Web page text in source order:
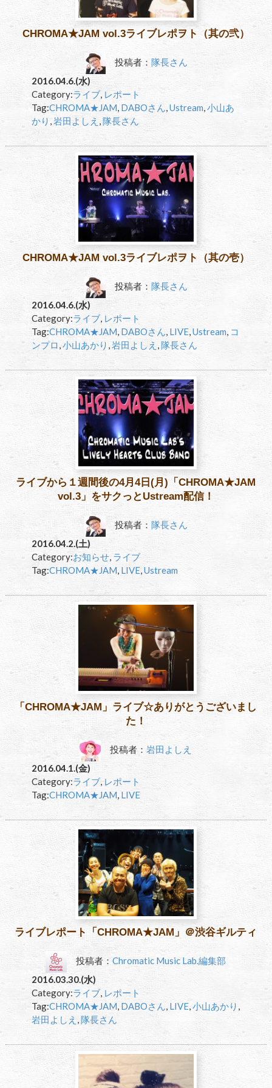
CHROMA★JAM vol.3ライブレポヲト（其の弐）
投稿者： 隊長さん
2016.04.6.(水)
Category:ライブ, レポート
Tag:CHROMA★JAM, DABOさん,Ustream,小山あ
かり ,岩田よしえ ,隊長さん
CHROMA★JAM vol.3ライブレポヲト（其の壱）
投稿者： 隊長さん
2016.04.6.(水)
Category:ライブ, レポート
Tag:CHROMA★JAM, DABOさん, LIVE,Ustream, コ
ンプロ,小山あかり ,岩田よしえ ,隊長さん
ライブから１週間後の4月4日(月)「CHROMA★JAM
vol.3」をサクっとUstream配信！
投稿者： 隊長さん
2016.04.2.(土)
Category:お知らせ, ライブ
Tag:CHROMA★JAM, LIVE,Ustream
「CHROMA★JAM」ライブ☆ありがとうございまし
た！
投稿者：岩田よしえ
2016.04.1.(金)
Category:ライブ,レポート
Tag:CHROMA★JAM, LIVE
ライブレポート「CHROMA★JAM」＠渋谷ギルティ
投稿者：Chromatic Music Lab.編集部
2016.03.30.(水)
Category:ライブ, レポート
Tag:CHROMA★JAM, DABOさん, LIVE,小山あかり ,
岩田よしえ ,隊長さん